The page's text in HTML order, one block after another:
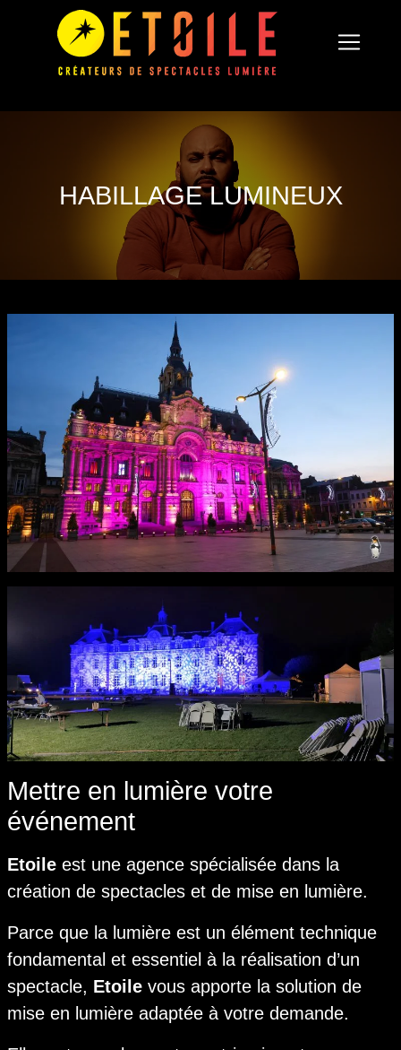
HABILLAGE LUMINEUX
Mettre en lumière votre
événement
Etoile est une agence spécialisée dans la
création de spectacles et de mise en lumière.
Parce que la lumière est un élément technique
fondamental et essentiel à la réalisation d’un
spectacle, Etoile vous apporte la solution de
mise en lumière adaptée à votre demande.